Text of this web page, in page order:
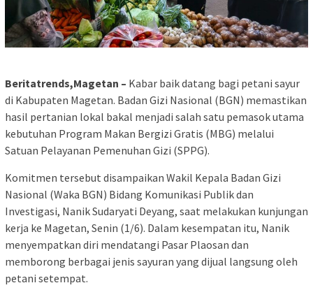
Beritatrends,Magetan – Kabar baik datang bagi petani sayur
di Kabupaten Magetan. Badan Gizi Nasional (BGN) memastikan
hasil pertanian lokal bakal menjadi salah satu pemasok utama
kebutuhan Program Makan Bergizi Gratis (MBG) melalui
Satuan Pelayanan Pemenuhan Gizi (SPPG).
Komitmen tersebut disampaikan Wakil Kepala Badan Gizi
Nasional (Waka BGN) Bidang Komunikasi Publik dan
Investigasi, Nanik Sudaryati Deyang, saat melakukan kunjungan
kerja ke Magetan, Senin (1/6). Dalam kesempatan itu, Nanik
menyempatkan diri mendatangi Pasar Plaosan dan
memborong berbagai jenis sayuran yang dijual langsung oleh
petani setempat.